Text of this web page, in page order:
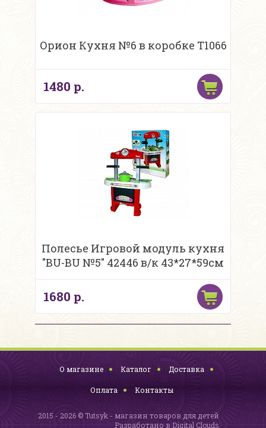
Орион Кухня №6 в коробке Т1066
1480 р.
Полесье Игровой модуль кухня
"BU-BU №5" 42446 в/к 43*27*59см
1680 р.
О магазине Каталог Доставка
Оплата Контакты
2015 - 2026 © Tutsyk - магазин товаров для детей
Разработано в Digital Clouds